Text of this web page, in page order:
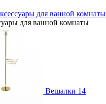
для ванной комнаты
для ванной комнаты
Вешалки 14